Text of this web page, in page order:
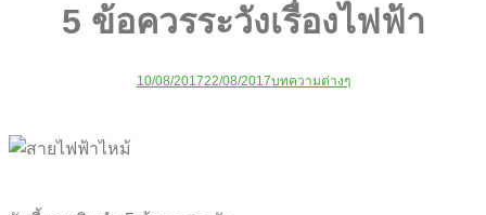
5 ข้อควรระวังเรื่องไฟฟ้า
10/08/201722/08/2017บทความต่างๆ